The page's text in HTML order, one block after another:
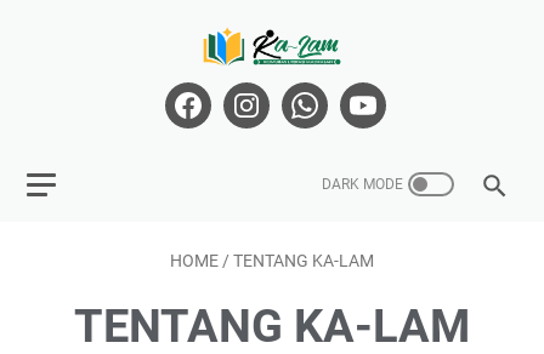
HOME / TENTANG KA-LAM
TENTANG KA-LAM